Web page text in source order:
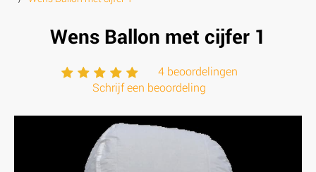
Wens Ballon met cijfer 1
4 beoordelingen
Schrijf een beoordeling